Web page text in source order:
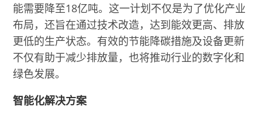
能需要降至18亿吨。这一计划不仅是为了优化产业
布局，还旨在通过技术改造，达到能效更高、排放
更低的生产状态。有效的节能降碳措施及设备更新
不仅有助于减少排放量，也将推动行业的数字化和
绿色发展。
智能化解决方案